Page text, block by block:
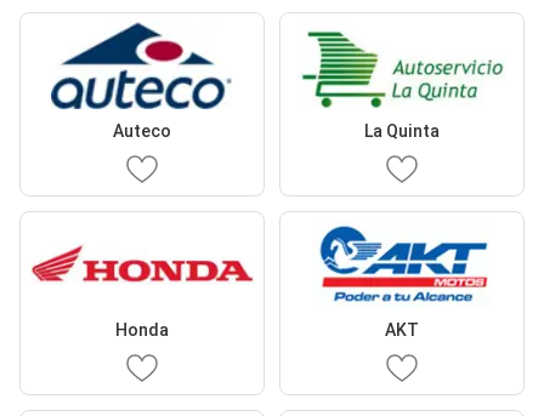
Auteco La Quinta
Honda AKT